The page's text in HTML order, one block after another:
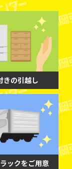
きの引越し
ックをご用意